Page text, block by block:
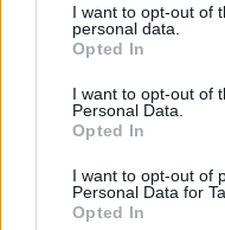
not limited to your visit
grant or deny consent
use your data for below
consent section.
I want to opt-out of
personal data.
Opted In
I want to opt-out of
Personal Data.
Opted In
I want to opt-out of
Personal Data for
Opted In